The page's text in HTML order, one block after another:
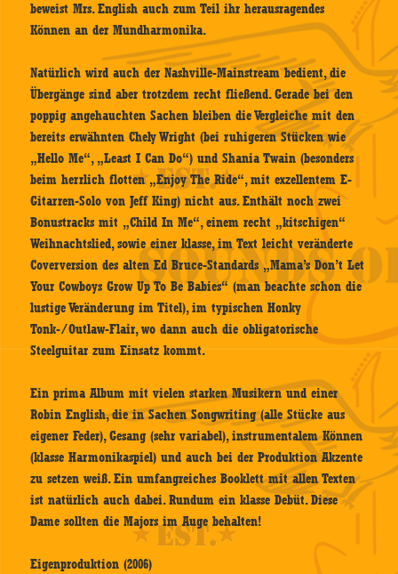
beweist Mrs. English auch zum Teil ihr herausragendes
Können an der Mundharmonika.
Natürlich wird auch der Nashville-Mainstream bedient, die
Übergänge sind aber trotzdem recht fließend. Gerade bei den
poppig angehauchten Sachen bleiben die Vergleiche mit den
bereits erwähnten Chely Wright (bei ruhigeren Stücken wie
„Hello Me“, „Least I Can Do“) und Shania Twain (besonders
beim herrlich flotten „Enjoy The Ride“, mit exzellentem E-
Gitarren-Solo von Jeff King) nicht aus. Enthält noch zwei
Bonustracks mit „Child In Me“, einem recht „kitschigen“
Weihnachtslied, sowie einer klasse, im Text leicht veränderte
Coverversion des alten Ed Bruce-Standards „Mama’s Don’t Let
Your Cowboys Grow Up To Be Babies“ (man beachte schon die
lustige Veränderung im Titel), im typischen Honky
Tonk-/Outlaw-Flair, wo dann auch die obligatorische
Steelguitar zum Einsatz kommt.
Ein prima Album mit vielen starken Musikern und einer
Robin English, die in Sachen Songwriting (alle Stücke aus
eigener Feder), Gesang (sehr variabel), instrumentalem Können
(klasse Harmonikaspiel) und auch bei der Produktion Akzente
zu setzen weiß. Ein umfangreiches Booklett mit allen Texten
ist natürlich auch dabei. Rundum ein klasse Debüt. Diese
Dame sollten die Majors im Auge behalten!
Eigenproduktion (2006)